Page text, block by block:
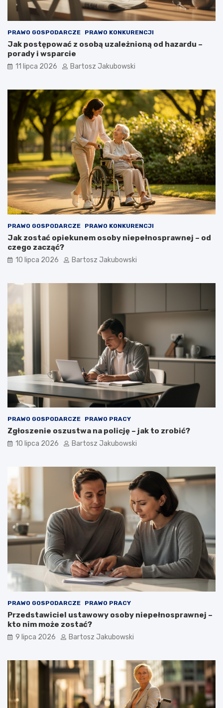
PRAWO GOSPODARCZE PRAWO KONKURENCJI
Jak postępować z osobą uzależnioną od hazardu –
porady i wsparcie
11 lipca 2026 Bartosz Jakubowski
PRAWO GOSPODARCZE PRAWO KONKURENCJI
Jak zostać opiekunem osoby niepełnosprawnej – od
czego zacząć?
10 lipca 2026 Bartosz Jakubowski
PRAWO GOSPODARCZE PRAWO PRACY
Zgłoszenie oszustwa na policję – jak to zrobić?
10 lipca 2026 Bartosz Jakubowski
PRAWO GOSPODARCZE PRAWO PRACY
Przedstawiciel ustawowy osoby niepełnosprawnej –
kto nim może zostać?
9 lipca 2026 Bartosz Jakubowski